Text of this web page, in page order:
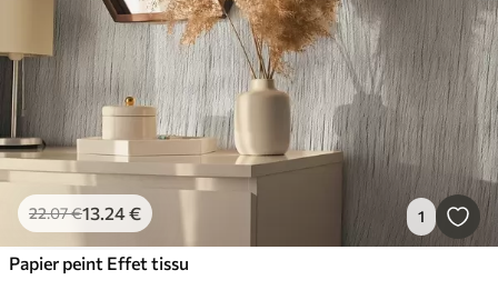
22.07€13.24€ 1
Papier peint Effet tissu